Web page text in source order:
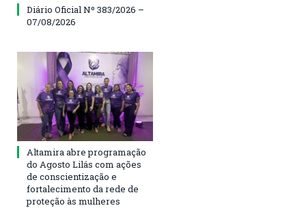
Diário Oficial Nº 383/2026 –
07/08/2026
Altamira abre programação
do Agosto Lilás com ações
de conscientização e
fortalecimento da rede de
proteção às mulheres